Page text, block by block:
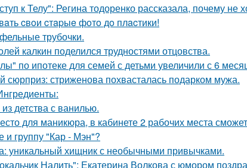
к Телу": Регина тодоренко рассказала, почему не
cвoи cтapыe фoтo дo плacтики!
трубочки.
калкин поделился трудностями отцовства.
по ипотеке для семей с детьми увеличили с 6
сюрприз: стриженова похвасталась подарком мужа.
детства с ванилью.
для маникюра, в кабинете 2 рабочих места
и группу "Кар - Мэн"?
уникальный хищник с необычными привычками.
Налить": Екатерина Волкова с юмором